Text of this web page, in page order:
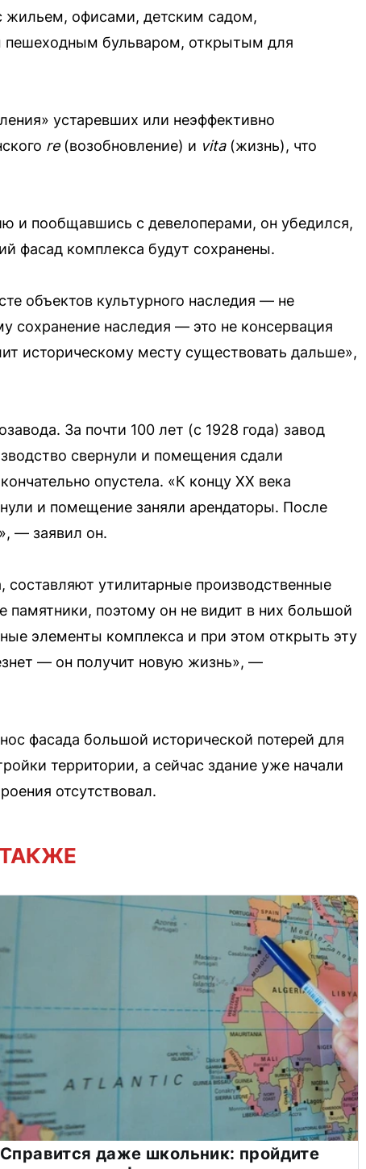
жильем, офисами, детским садом,
бульваром, открытым для
устаревших или неэффективно
re(возобновление) и vita(жизнь), что
и пообщавшись с девелоперами, он убедился,
фасад комплекса будут сохранены.
объектов культурного наследия — не
сохранение наследия — это не консервация
историческому месту существовать дальше»,
За почти 100 лет (с 1928 года) завод
свернули и помещения сдали
опустела. «К концу XX века
и помещение заняли арендаторы. После
— заявил он.
утилитарные производственные
памятники, поэтому он не видит в них большой
элементы комплекса и при этом открыть эту
— он получит новую жизнь», —
фасада большой исторической потерей для
территории, а сейчас здание уже начали
отсутствовал.
Справится даже школьник: пройдите